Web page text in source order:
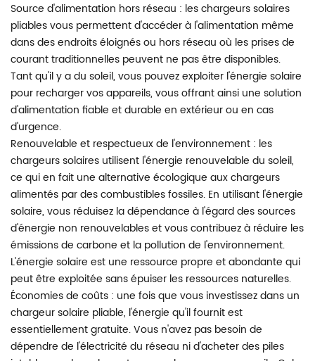
Source d'alimentation hors réseau : les chargeurs solaires
pliables vous permettent d'accéder à l'alimentation même
dans des endroits éloignés ou hors réseau où les prises de
courant traditionnelles peuvent ne pas être disponibles.
Tant qu'il y a du soleil, vous pouvez exploiter l'énergie solaire
pour recharger vos appareils, vous offrant ainsi une solution
d'alimentation fiable et durable en extérieur ou en cas
d'urgence.
Renouvelable et respectueux de l'environnement : les
chargeurs solaires utilisent l'énergie renouvelable du soleil,
ce qui en fait une alternative écologique aux chargeurs
alimentés par des combustibles fossiles. En utilisant l'énergie
solaire, vous réduisez la dépendance à l'égard des sources
d'énergie non renouvelables et vous contribuez à réduire les
émissions de carbone et la pollution de l'environnement.
L'énergie solaire est une ressource propre et abondante qui
peut être exploitée sans épuiser les ressources naturelles.
Économies de coûts : une fois que vous investissez dans un
chargeur solaire pliable, l'énergie qu'il fournit est
essentiellement gratuite. Vous n'avez pas besoin de
dépendre de l'électricité du réseau ni d'acheter des piles